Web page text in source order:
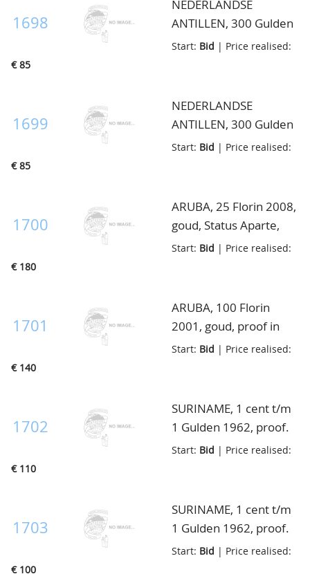
1698
NEDERLANDSE
ANTILLEN, 300 Gulden
1980, proof
Start: Bid | Price realised:
€ 85
1699
NEDERLANDSE
ANTILLEN, 300 Gulden
1980, proof
Start: Bid | Price realised:
€ 85
1700
ARUBA, 25 Florin 2008,
goud, Status Aparte,
proof in cassette
Start: Bid | Price realised:
€ 180
1701
ARUBA, 100 Florin
2001, goud, proof in
cassette
Start: Bid | Price realised:
€ 140
1702
SURINAME, 1 cent t/m
1 Gulden 1962, proof.
serie proefslagen op
voeren de letter "S"
van de Minister van
Financiën J.Sedney,
oplage slechts 650 sets,
Start: Bid | Price realised:
€ 110
1703
SURINAME, 1 cent t/m
1 Gulden 1962, proof.
serie proefslagen op
Start: Bid | Price realised:
€ 100